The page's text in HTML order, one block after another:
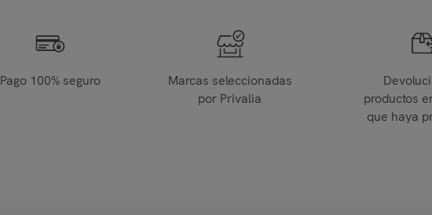
Pago 100% seguro
Marcas seleccionadas
por Privalia
productos
que haya